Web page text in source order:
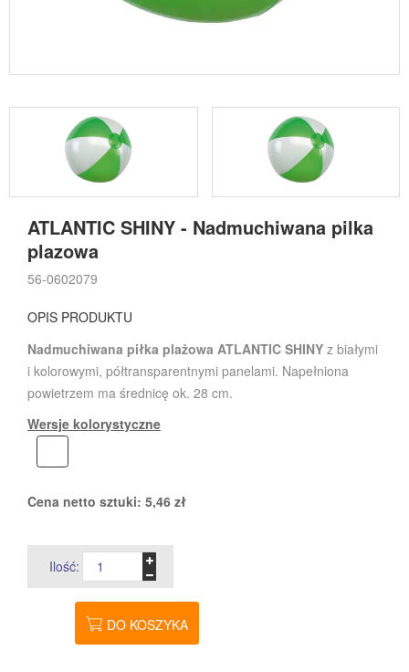
ATLANTIC SHINY - Nadmuchiwana pilka
plazowa
56-0602079
OPIS PRODUKTU
Nadmuchiwana piłka plażowa ATLANTIC SHINY z białymi
i kolorowymi, półtransparentnymi panelami. Napełniona
powietrzem ma średnicę ok. 28 cm.
Wersje kolorystyczne
Cena netto sztuki: 5,46 zł
Ilość:
DO KOSZYKA